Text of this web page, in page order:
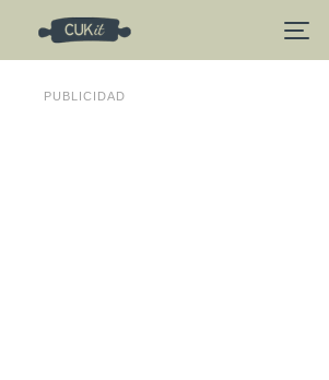
PUBLICIDAD